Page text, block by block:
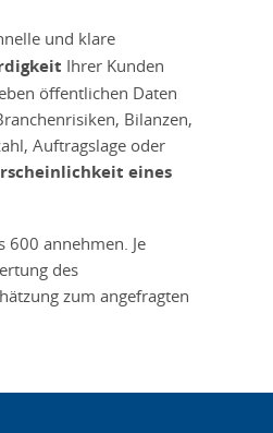
und klare
Ihrer Kunden
öffentlichen Daten
Bilanzen,
Auftragslage oder
eines
annehmen. Je
des
zum angefragten